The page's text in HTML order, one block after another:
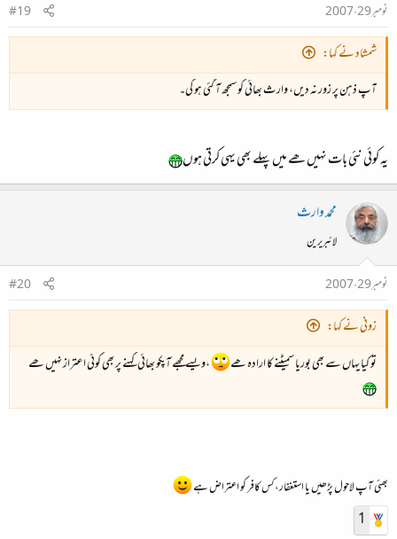
نومبر 29، 2007
#19
شمشاد نے کہا:
آپ ذہن پر زور نہ دیں، وارث بھائی کو سمجھ آ گئی ہو گی۔
یہ کوئی نئی بات نہیں ھے میں پہلے بھی یہی کرتی ہوں
محمد وارث
لائبریرین
نومبر 29، 2007
#20
زونی نے کہا:
تو کیا یہاں سے بھی بوریا سمیٹنے کا ارادہ ھے
،ویسے مجھے آپکو بھائی کہنے پر بھی کوئی اعتراز نہیں ھے
بھئی آپ لاحول پڑھیں یا استغفار، کس کافر کو اعتراض ہے
1